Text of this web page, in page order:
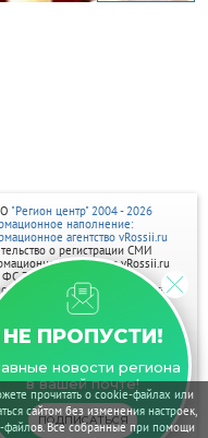
прочитать о cookie-файлах или
сайтом без изменения настроек,
файлов. Все собранные при помощи
НЕ ПРОПУСТИ!
новости региона
в вашей почте!
ПОДПИСАТЬСЯ
"Регион центр" 2004 - 2026
наполнение:
агентство vRossii.ru
о регистрации СМИ
агентства vRossii.ru
77‑35502
РОСКОМНАДЗОРом 04 марта
редактора Нарыков А. Н.
на портале размещаются на
рекламы.
на портале:
агентство "Умный маркетинг"
910-267-70-40,
umnyy.marketing@yandex.ru
публикации могут содержать
не предназначенную для
до 18 лет.